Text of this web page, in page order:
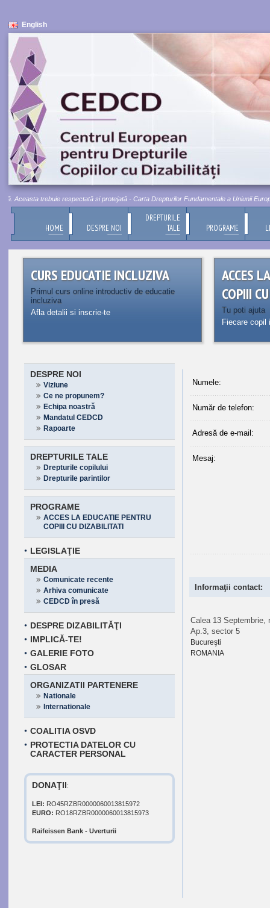
English
Aceasta trebuie respectată si protejată - Carta Drepturilor Fundamentale a Uniunii
HOME DESPRE NOI
DREPTURILE
TALE
PROGRAME
CURS EDUCATIE INCLUZIVA
Primul curs online introductiv de educatie
incluziva
Afla detalii si inscrie-te
ACCES
COPIII
Tu poti ajuta
Fiecare
DESPRE NOI
Viziune
Ce ne propunem?
Echipa noastră
Mandatul CEDCD
Rapoarte
DREPTURILE TALE
Drepturile copilului
Drepturile parintilor
PROGRAME
ACCES LA EDUCATIE PENTRU
COPIII CU DIZABILITATI
LEGISLAŢIE
MEDIA
Comunicate recente
Arhiva comunicate
CEDCD în presă
DESPRE DIZABILITĂŢI
IMPLICĂ-TE!
GALERIE FOTO
GLOSAR
ORGANIZATII PARTENERE
Nationale
Internationale
COALITIA OSVD
PROTECTIA DATELOR CU
CARACTER PERSONAL
DONAŢII:
LEI: RO45RZBR0000060013815972
EURO: RO18RZBR0000060013815973
Raifeissen Bank - Uverturii
Numele:
Număr de telefon:
Adresă de e-mail:
Mesaj:
Informaţii contact:
Calea 13 Septembrie,
Ap.3, sector 5
Bucureşti
ROMANIA